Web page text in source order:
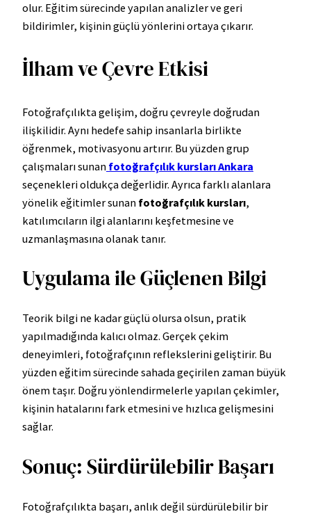
olur. Eğitim sürecinde yapılan analizler ve geri
bildirimler, kişinin güçlü yönlerini ortaya çıkarır.
İlham ve Çevre Etkisi
Fotoğrafçılıkta gelişim, doğru çevreyle doğrudan
ilişkilidir. Aynı hedefe sahip insanlarla birlikte
öğrenmek, motivasyonu artırır. Bu yüzden grup
çalışmaları sunan fotoğrafçılık kursları Ankara
seçenekleri oldukça değerlidir. Ayrıca farklı alanlara
yönelik eğitimler sunan fotoğrafçılık kursları,
katılımcıların ilgi alanlarını keşfetmesine ve
uzmanlaşmasına olanak tanır.
Uygulama ile Güçlenen Bilgi
Teorik bilgi ne kadar güçlü olursa olsun, pratik
yapılmadığında kalıcı olmaz. Gerçek çekim
deneyimleri, fotoğrafçının reflekslerini geliştirir. Bu
yüzden eğitim sürecinde sahada geçirilen zaman büyük
önem taşır. Doğru yönlendirmelerle yapılan çekimler,
kişinin hatalarını fark etmesini ve hızlıca gelişmesini
sağlar.
Sonuç: Sürdürülebilir Başarı
Fotoğrafçılıkta başarı, anlık değil sürdürülebilir bir